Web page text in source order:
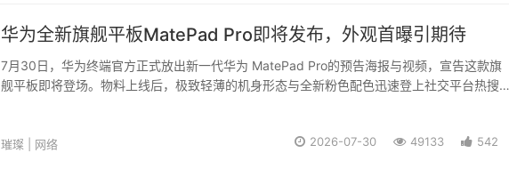
华为全新旗舰平板MatePad Pro即将发布，外观首曝引期待
7月30日，华为终端官方正式放出新一代华为 MatePad Pro的预告海报与视频，宣告这款旗
舰平板即将登场。物料上线后，极致轻薄的机身形态与全新粉色配色迅速登上社交平台热搜，
璀璨 | 网络 2026-07-30 49133 542